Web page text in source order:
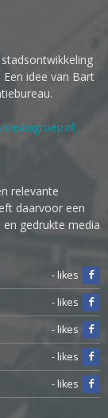
idee van Bart
relevante
daarvoor een
gedrukte media
- likes
- likes
- likes
- likes
- likes